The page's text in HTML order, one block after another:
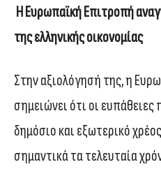
Η Ευρωπαϊκή Επιτροπή
της ελληνικής οικονομίας
Στην αξιολόγησή της, η
σημειώνει ότι οι ευπάθειες
δημόσιο και εξωτερικό
σημαντικά τα τελευταία